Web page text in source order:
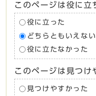
このページは役に立
役に立った
どちらともいえない
役に立たなかった
このページは見つけ
見つけやすかった